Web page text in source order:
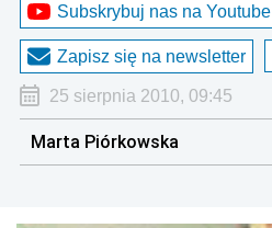
Subskrybuj nas na Youtube
Zapisz się na newsletter
25 sierpnia 2010, 09:45
Marta Piórkowska